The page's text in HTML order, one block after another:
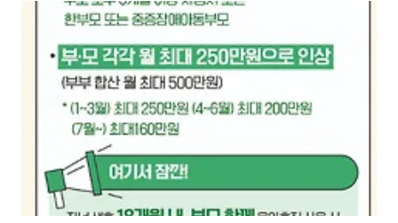
2024년 대비 15만원(단독가구 기준) 높아졌으며, 이는 65세 이상 노인의 근
로소득이 지난해보다 11.4%, 공적연금 소득이 12.5% 상승한 영향으로 분석
됩니다. 이 글에서는 기초연금 수급자격과 소득인정액 산정방식, 신청방법 등
기초연금에 관련하여 종합적인 안내를 해드리도록 하겠습니
다. https://basicpension.mohw...